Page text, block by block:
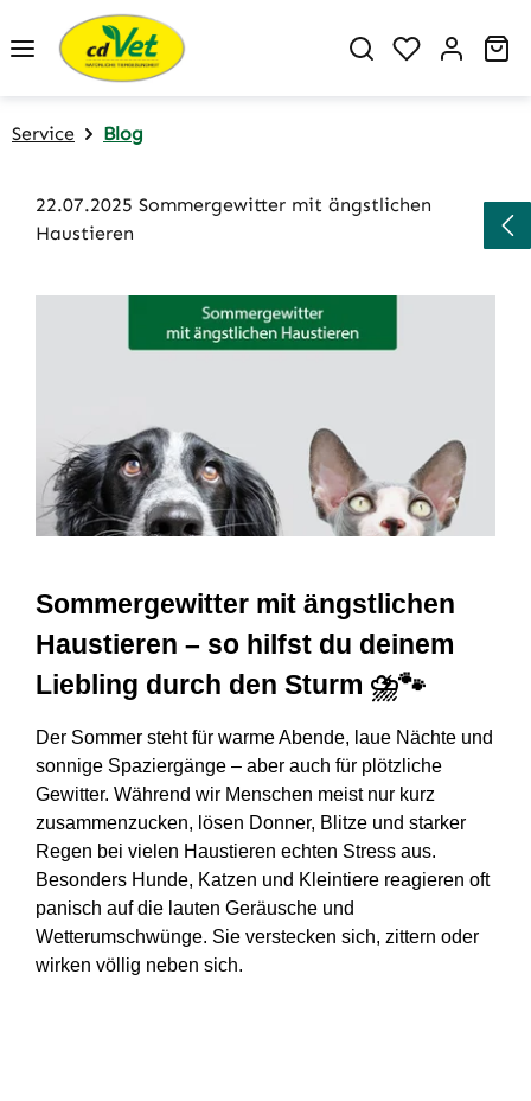
Zum Hauptinhalt springen
Du hast 0
Service Blog
22.07.2025 Sommergewitter mit ängstlichen
Haustieren
Sommergewitter mit ängstlichen
Haustieren – so hilfst du deinem
Liebling durch den Sturm ⛈️🐾
Der Sommer steht für warme Abende, laue Nächte und
sonnige Spaziergänge – aber auch für plötzliche
Gewitter. Während wir Menschen meist nur kurz
zusammenzucken, lösen Donner, Blitze und starker
Regen bei vielen Haustieren echten Stress aus.
Besonders Hunde, Katzen und Kleintiere reagieren oft
panisch auf die lauten Geräusche und
Wetterumschwünge. Sie verstecken sich, zittern oder
wirken völlig neben sich.